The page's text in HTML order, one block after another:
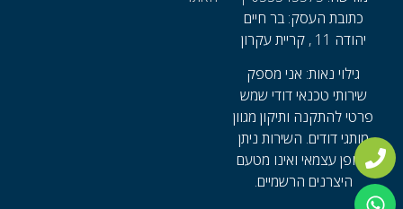
כתובת העסק: בר חיים
יהודה 11 , קריית עקרון
גילוי נאות: אני מספק
שירותי טכנאי דודי שמש
פרטי להתקנה ותיקון מגוון
מותגי דודים. השירות ניתן
באופן עצמאי ואינו מטעם
היצרנים הרשמיים.